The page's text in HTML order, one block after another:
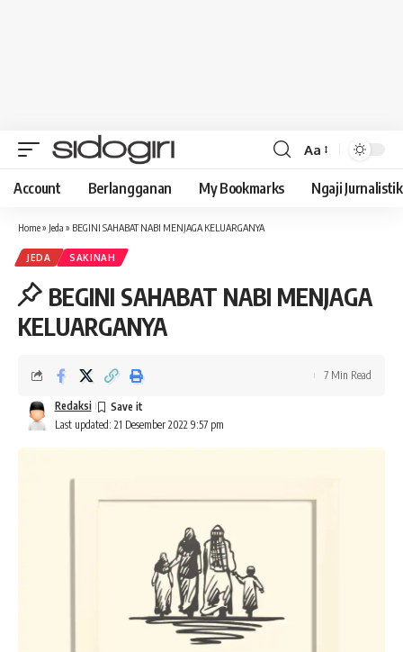
Font
Resizer
Aa
Account Berlangganan My Bookmarks Ngaji Jurnalistik
Home» Jeda » BEGINI SAHABAT NABI MENJAGA KELUARGANYA
JEDA SAKINAH
BEGINI SAHABAT NABI MENJAGA
KELUARGANYA
Last updated: 21 Desember 2022 9:57 pm
Redaksi
7 Min Read